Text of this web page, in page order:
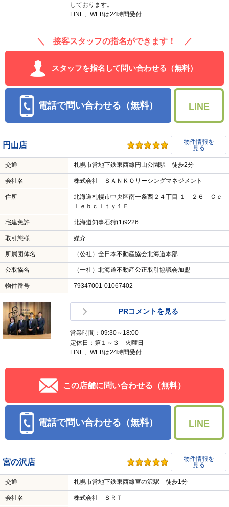
しております。
LINE、WEBは24時間受付
＼ 接客スタッフの指名ができます！ ／
スタッフを指名して問い合わせる（無料）
電話で問い合わせる（無料） LINE
円山店
物件情報を
見る
交通 札幌市営地下鉄東西線円山公園駅 徒歩2分
会社名 株式会社 ＳＡＮＫＯリーシングマネジメント
住所
北海道札幌市中央区南一条西２４丁目 １－２６ Ｃｅ
ｌｅｂｃｉｔｙ１Ｆ
宅建免許 北海道知事石狩(1)9226
取引態様 媒介
所属団体名 （公社）全日本不動産協会北海道本部
公取協名 （一社）北海道不動産公正取引協議会加盟
物件番号 79347001-01067402
PRコメントを見る
営業時間：09:30～18:00
定休日：第１～３ 火曜日
LINE、WEBは24時間受付
この店舗に問い合わせる（無料）
電話で問い合わせる（無料） LINE
宮の沢店
物件情報を
見る
交通 札幌市営地下鉄東西線宮の沢駅 徒歩1分
会社名 株式会社 ＳＲＴ